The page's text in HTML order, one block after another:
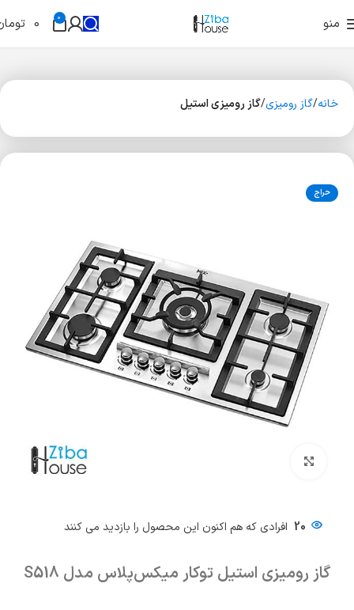
منو 0
0
خانه گاز رومیزی گاز رومیزی استیل
حراج
20 افرادی که هم اکنون این محصول را بازدید می کنند
گاز رومیزی استیل توکار میکس‌پلاس مدل S518